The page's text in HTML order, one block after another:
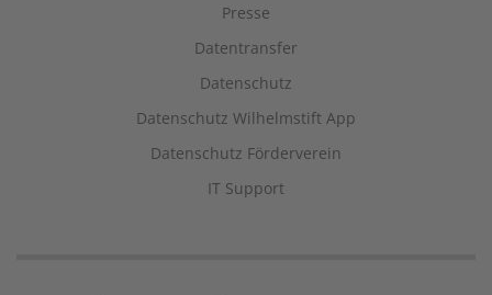
Presse
Datentransfer
Datenschutz
Datenschutz Wilhelmstift App
Datenschutz Förderverein
IT Support